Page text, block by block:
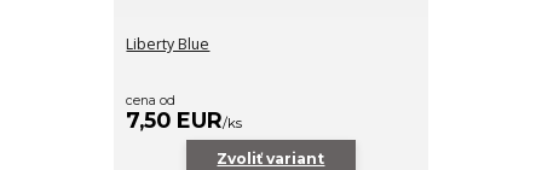
Liberty Blue
cena od
7,50 EUR/ks
Zvoliť variant